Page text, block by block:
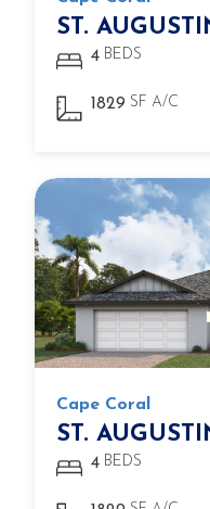
ST.
4 BEDS
1829 SF A/C
Cape Coral
ST.
4 BEDS